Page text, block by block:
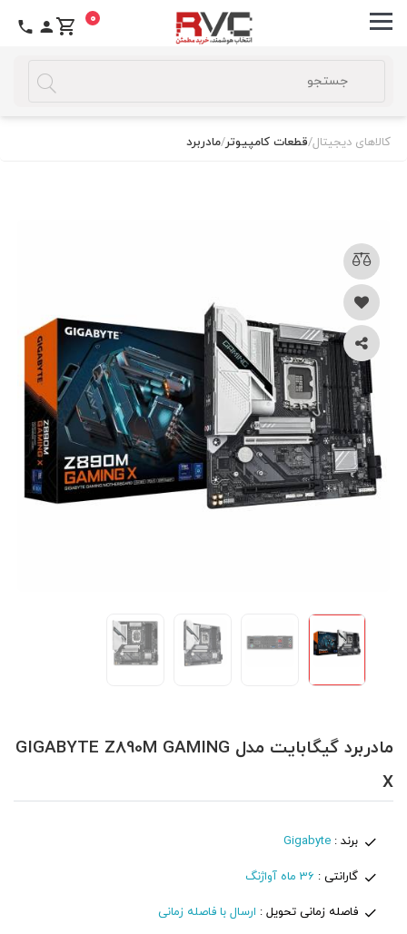
0
کالاهای دیجیتال/قطعات کامپیوتر/مادربرد
مادربرد گیگابایت مدل GIGABYTE Z890M GAMING
X
برند :Gigabyte
گارانتی : 36 ماه آواژنگ
فاصله زمانی تحویل : ارسال با فاصله زمانی